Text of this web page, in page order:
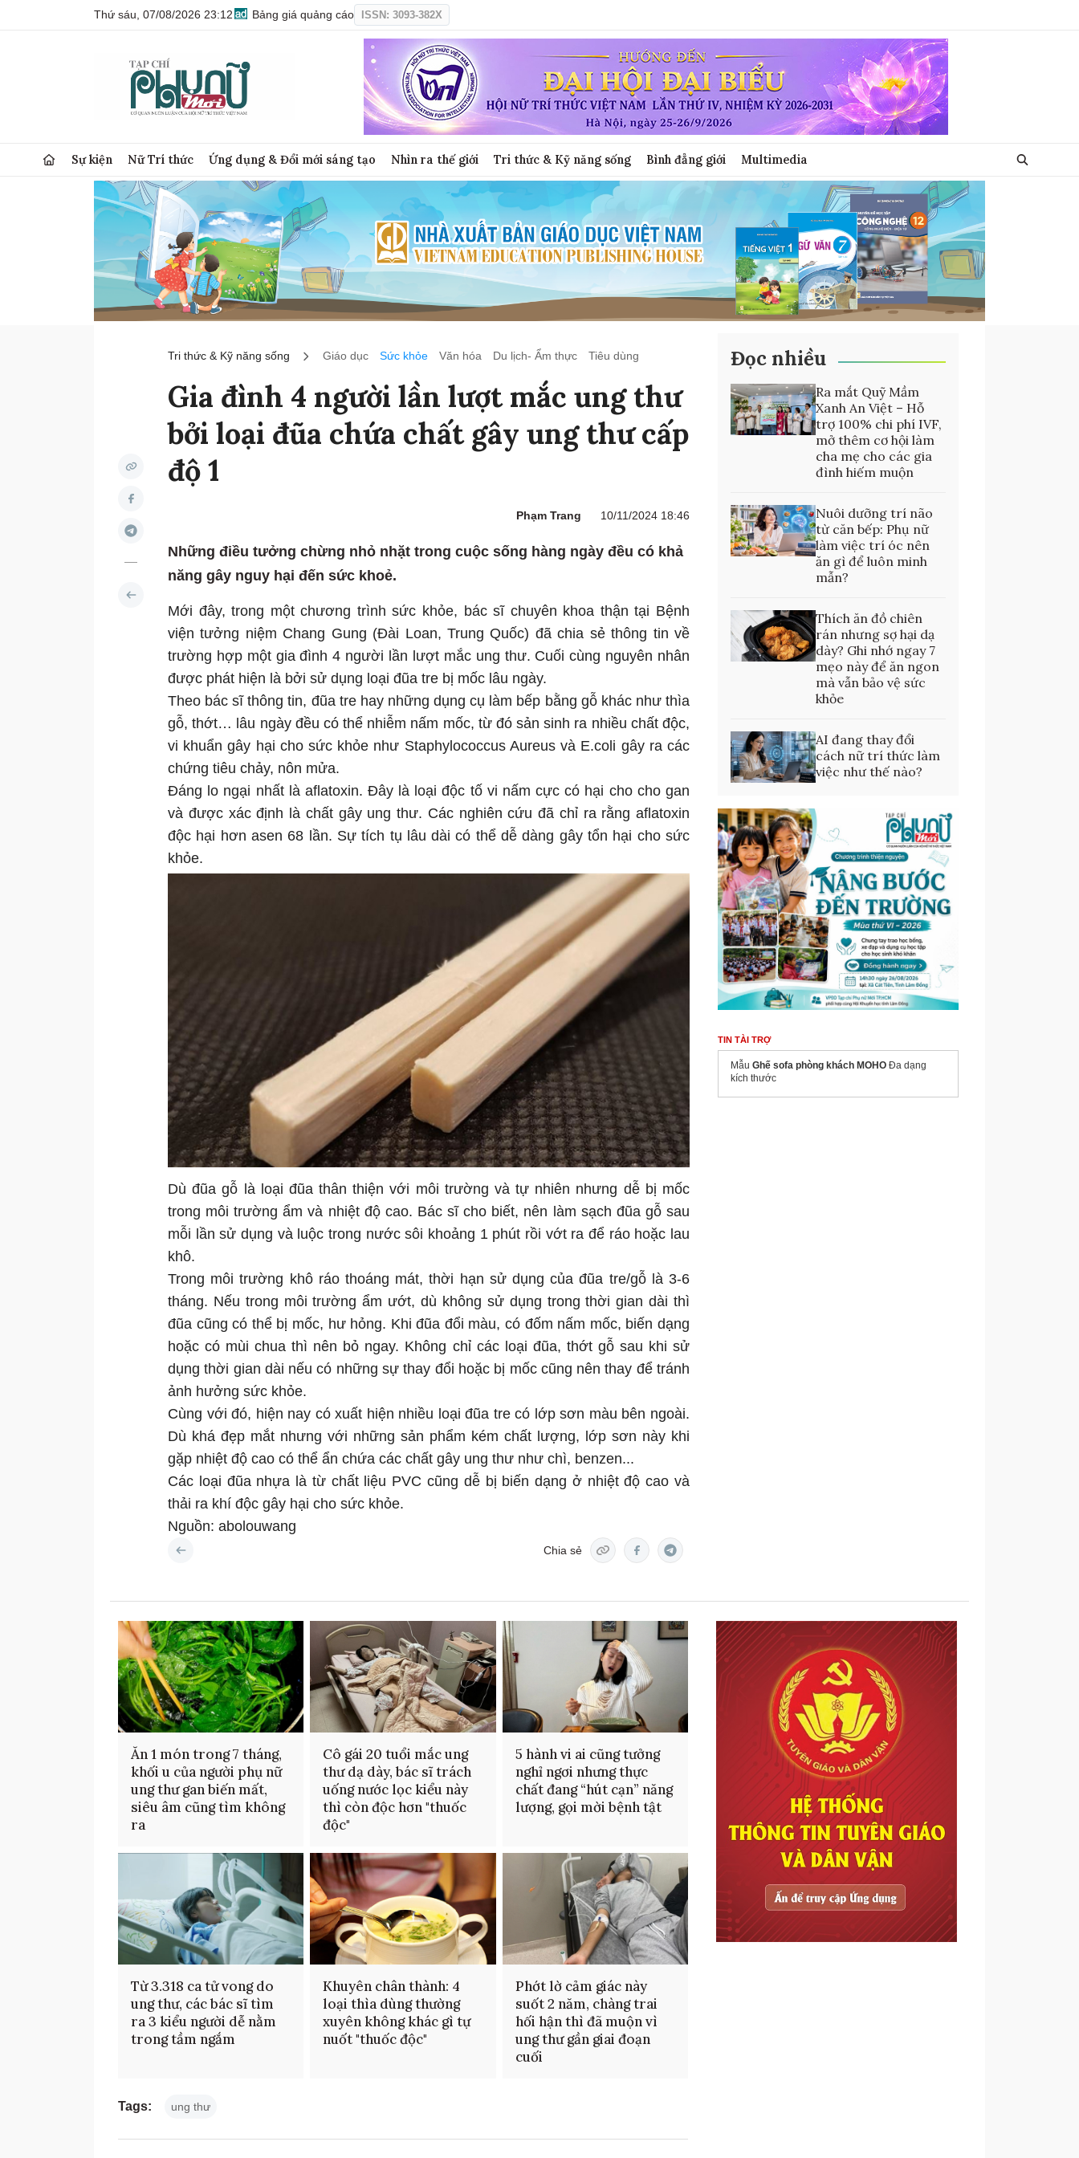
Thứ sáu, 07/08/2026 23:12 Bảng giá quảng cáo ISSN: 3093-382X
Sự kiện Nữ Trí thức Ứng dụng & Đổi mới sáng tạo Nhìn ra thế giới Tri thức & Kỹ năng sống Bình đẳng giới Multimedia
Tri thức & Kỹ năng sống Giáo dục Sức khỏe Văn hóa Du lịch- Ẩm thực Tiêu dùng
Gia đình 4 người lần lượt mắc ung thư
bởi loại đũa chứa chất gây ung thư cấp
độ 1
Phạm Trang 10/11/2024 18:46
Những điều tưởng chừng nhỏ nhặt trong cuộc sống hàng ngày đều có khả
năng gây nguy hại đến sức khoẻ.
Mới đây, trong một chương trình sức khỏe, bác sĩ chuyên khoa thận tại Bệnh
viện tưởng niệm Chang Gung (Đài Loan, Trung Quốc) đã chia sẻ thông tin về
trường hợp một gia đình 4 người lần lượt mắc ung thư. Cuối cùng nguyên nhân
được phát hiện là bởi sử dụng loại đũa tre bị mốc lâu ngày.
Theo bác sĩ thông tin, đũa tre hay những dụng cụ làm bếp bằng gỗ khác như thìa
gỗ, thớt… lâu ngày đều có thể nhiễm nấm mốc, từ đó sản sinh ra nhiều chất độc,
vi khuẩn gây hại cho sức khỏe như Staphylococcus Aureus và E.coli gây ra các
chứng tiêu chảy, nôn mửa.
Đáng lo ngại nhất là aflatoxin. Đây là loại độc tố vi nấm cực có hại cho cho gan
và được xác định là chất gây ung thư. Các nghiên cứu đã chỉ ra rằng aflatoxin
độc hại hơn asen 68 lần. Sự tích tụ lâu dài có thể dễ dàng gây tổn hại cho sức
khỏe.
Dù đũa gỗ là loại đũa thân thiện với môi trường và tự nhiên nhưng dễ bị mốc
trong môi trường ẩm và nhiệt độ cao. Bác sĩ cho biết, nên làm sạch đũa gỗ sau
mỗi lần sử dụng và luộc trong nước sôi khoảng 1 phút rồi vớt ra để ráo hoặc lau
khô.
Trong môi trường khô ráo thoáng mát, thời hạn sử dụng của đũa tre/gỗ là 3-6
tháng. Nếu trong môi trường ẩm ướt, dù không sử dụng trong thời gian dài thì
đũa cũng có thể bị mốc, hư hỏng. Khi đũa đổi màu, có đốm nấm mốc, biến dạng
hoặc có mùi chua thì nên bỏ ngay. Không chỉ các loại đũa, thớt gỗ sau khi sử
dụng thời gian dài nếu có những sự thay đổi hoặc bị mốc cũng nên thay để tránh
ảnh hưởng sức khỏe.
Cùng với đó, hiện nay có xuất hiện nhiều loại đũa tre có lớp sơn màu bên ngoài.
Dù khá đẹp mắt nhưng với những sản phẩm kém chất lượng, lớp sơn này khi
gặp nhiệt độ cao có thể ẩn chứa các chất gây ung thư như chì, benzen...
Các loại đũa nhựa là từ chất liệu PVC cũng dễ bị biến dạng ở nhiệt độ cao và
thải ra khí độc gây hại cho sức khỏe.
Nguồn: abolouwang
Chia sẻ
Đọc nhiều
Ra mắt Quỹ Mầm
Xanh An Việt – Hỗ
trợ 100% chi phí IVF,
mở thêm cơ hội làm
cha mẹ cho các gia
đình hiếm muộn
Nuôi dưỡng trí não
từ căn bếp: Phụ nữ
làm việc trí óc nên
ăn gì để luôn minh
mẫn?
Thích ăn đồ chiên
rán nhưng sợ hại dạ
dày? Ghi nhớ ngay 7
mẹo này để ăn ngon
mà vẫn bảo vệ sức
khỏe
AI đang thay đổi
cách nữ trí thức làm
việc như thế nào?
TIN TÀI TRỢ
Mẫu Ghế sofa phòng khách MOHO Đa dạng
kích thước
Ăn 1 món trong 7 tháng,
khối u của người phụ nữ
ung thư gan biến mất,
siêu âm cũng tìm không
ra
Cô gái 20 tuổi mắc ung
thư dạ dày, bác sĩ trách
uống nước lọc kiểu này
thì còn độc hơn "thuốc
độc"
5 hành vi ai cũng tưởng
nghỉ ngơi nhưng thực
chất đang “hút cạn” năng
lượng, gọi mời bệnh tật
Từ 3.318 ca tử vong do
ung thư, các bác sĩ tìm
ra 3 kiểu người dễ nằm
trong tầm ngắm
Khuyên chân thành: 4
loại thìa dùng thường
xuyên không khác gì tự
nuốt "thuốc độc"
Phớt lờ cảm giác này
suốt 2 năm, chàng trai
hối hận thì đã muộn vì
ung thư gần giai đoạn
cuối
Tags: ung thư